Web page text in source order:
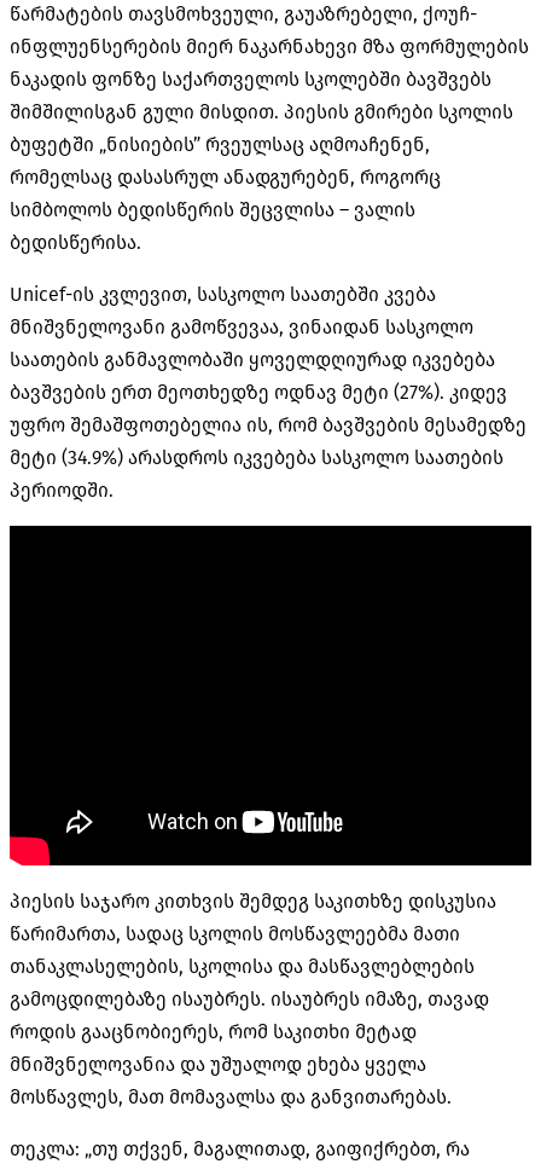
წარმატების თავსმოხვეული, გაუაზრებელი, ქოუჩ-
ინფლუენსერების მიერ ნაკარნახევი მზა ფორმულების
ნაკადის ფონზე საქართველოს სკოლებში ბავშვებს
შიმშილისგან გული მისდით. პიესის გმირები სკოლის
ბუფეტში „ნისიების” რვეულსაც აღმოაჩენენ,
რომელსაც დასასრულ ანადგურებენ, როგორც
სიმბოლოს ბედისწერის შეცვლისა – ვალის
ბედისწერისა.
Unicef-ის კვლევით, სასკოლო საათებში კვება
მნიშვნელოვანი გამოწვევაა, ვინაიდან სასკოლო
საათების განმავლობაში ყოველდღიურად იკვებება
ბავშვების ერთ მეოთხედზე ოდნავ მეტი (27%). კიდევ
უფრო შემაშფოთებელია ის, რომ ბავშვების მესამედზე
მეტი (34.9%) არასდროს იკვებება სასკოლო საათების
პერიოდში.
პიესის საჯარო კითხვის შემდეგ საკითხზე დისკუსია
წარიმართა, სადაც სკოლის მოსწავლეებმა მათი
თანაკლასელების, სკოლისა და მასწავლებლების
გამოცდილებაზე ისაუბრეს. ისაუბრეს იმაზე, თავად
როდის გააცნობიერეს, რომ საკითხი მეტად
მნიშვნელოვანია და უშუალოდ ეხება ყველა
მოსწავლეს, მათ მომავალსა და განვითარებას.
თეკლა: „თუ თქვენ, მაგალითად, გაიფიქრებთ, რა